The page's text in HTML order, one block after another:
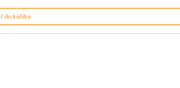
do košíka